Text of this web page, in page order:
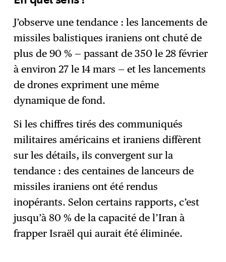
J’observe une tendance : les lancements de
missiles balistiques iraniens ont chuté de
plus de 90 % — passant de 350 le 28 février
à environ 27 le 14 mars — et les lancements
de drones expriment une même
dynamique de fond.
Si les chiffres tirés des communiqués
militaires américains et iraniens diffèrent
sur les détails, ils convergent sur la
tendance : des centaines de lanceurs de
missiles iraniens ont été rendus
inopérants. Selon certains rapports, c’est
jusqu’à 80 % de la capacité de l’Iran à
frapper Israël qui aurait été éliminée.